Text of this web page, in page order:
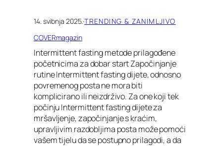
14. svibnja 2025.·TRENDING & ZANIMLJIVO
COVERmagazin
Intermittent fasting metode prilagođene
početnicima za dobar start Započinjanje
rutine Intermittent fasting dijete, odnosno
povremenog posta ne mora biti
komplicirano ili neizdrživo. Za one koji tek
počinju Intermittent fasting dijete za
mršavljenje, započinjanje s kraćim,
upravljivim razdobljima posta može pomoći
vašem tijelu da se postupno prilagodi, a da